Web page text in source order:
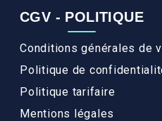
CGV - POLITIQUE
Conditions générales de
Politique de
Politique tarifaire
Mentions légales